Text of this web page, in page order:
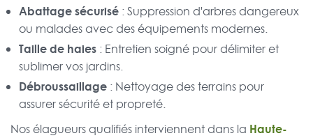
Abattage sécurisé : Suppression d'arbres dangereux
ou malades avec des équipements modernes.
Taille de haies : Entretien soigné pour délimiter et
sublimer vos jardins.
Débroussaillage : Nettoyage des terrains pour
assurer sécurité et propreté.
Nos élagueurs qualifiés interviennent dans la Haute-